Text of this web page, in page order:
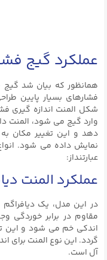
عملکرد گیج
همانظور که بیان شد گیج
فشارهای بسیار پایین
شکل المنت اندازه گیری
وارد گیج می‌ شود، المنت
دهد و این تغییر مکان
نمایش داده می‌ شود.
عبارتنداز:
عملکرد المنت
در این مدل، یک
مقاوم در برابر خوردگی
اندکی خم می‌ شود و این
گردد. این نوع المنت برای
آل است.